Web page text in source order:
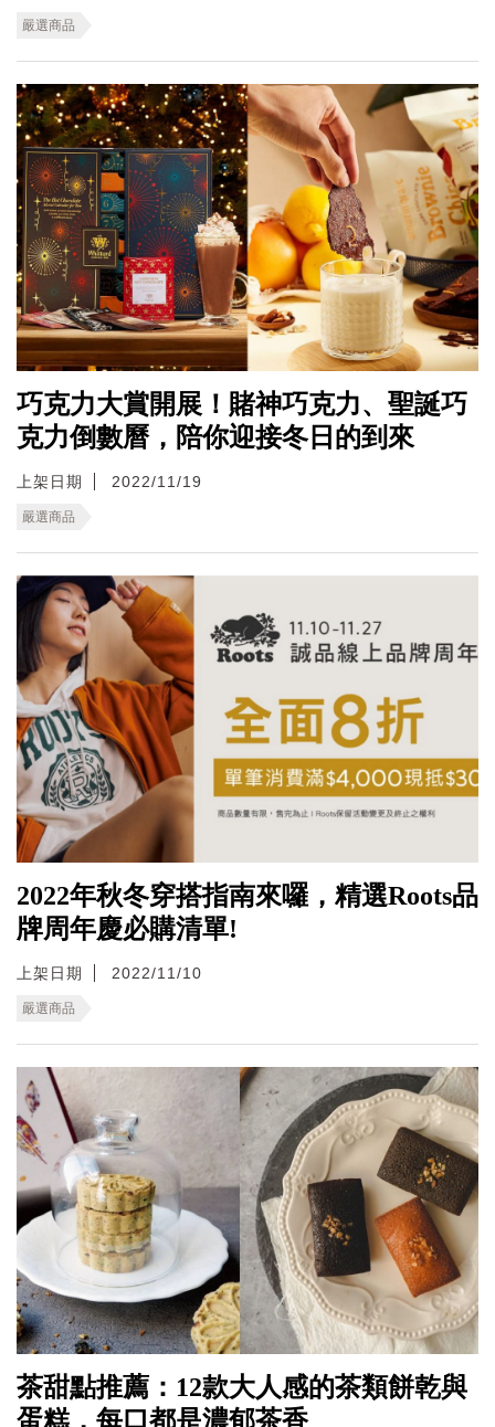
嚴選商品
巧克力大賞開展！賭神巧克力、聖誕巧
克力倒數曆，陪你迎接冬日的到來
上架日期 2022/11/19
嚴選商品
2022年秋冬穿搭指南來囉，精選Roots品
牌周年慶必購清單!
上架日期 2022/11/10
嚴選商品
茶甜點推薦：12款大人感的茶類餅乾與
蛋糕，每口都是濃郁茶香